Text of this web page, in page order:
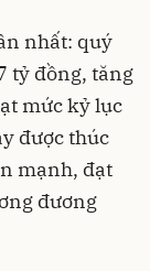
nhất: quý
tỷ đồng, tăng
mức kỷ lục
được thúc
mạnh, đạt
đương